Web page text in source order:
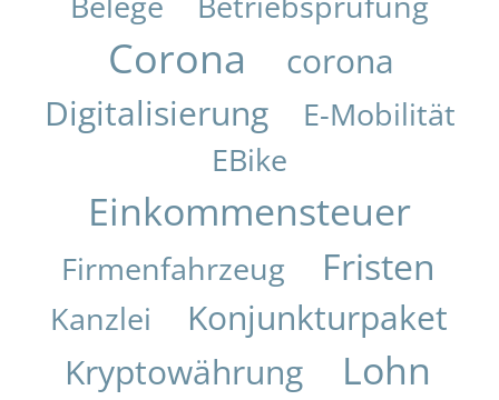
Corona
corona
Digitalisierung
E-Mobilität
EBike
Einkommensteuer
Firmenfahrzeug Fristen
Kanzlei
Konjunkturpaket
Kryptowährung
Lohn